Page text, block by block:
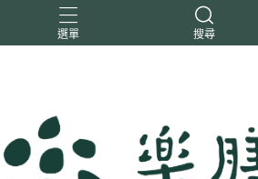
選單 搜尋
一樂鶴